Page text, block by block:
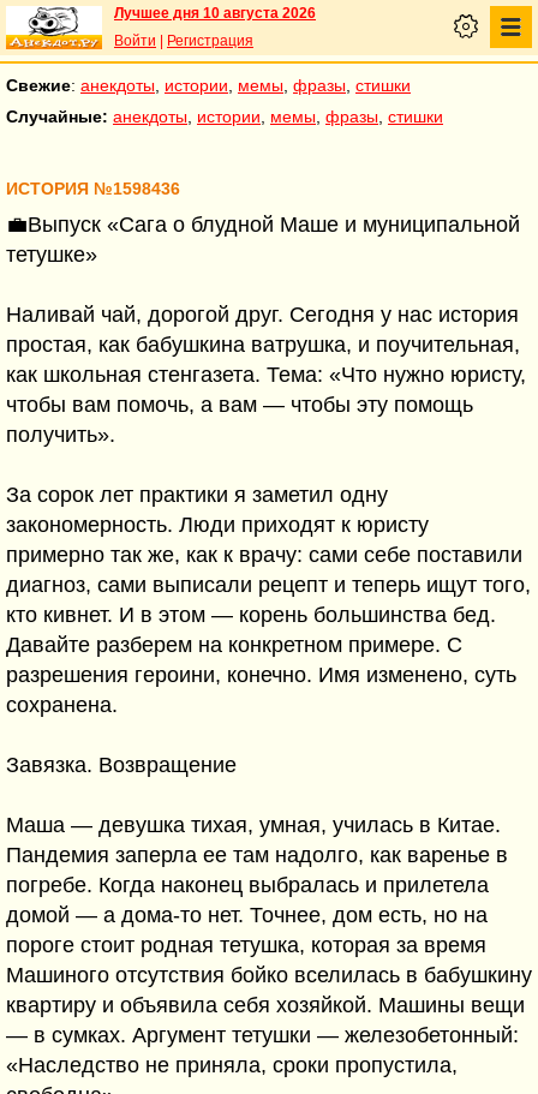
Лучшее дня 10 августа 2026
Войти
Регистрация
Свежие: анекдоты истории мемы фразы стишки
Случайные: анекдоты истории мемы фразы стишки
ИСТОРИЯ №1598436
💼Выпуск «Сага о блудной Маше и муниципальной
тетушке»
Наливай чай, дорогой друг. Сегодня у нас история
простая, как бабушкина ватрушка, и поучительная,
как школьная стенгазета. Тема: «Что нужно юристу,
чтобы вам помочь, а вам — чтобы эту помощь
получить».
За сорок лет практики я заметил одну
закономерность. Люди приходят к юристу
примерно так же, как к врачу: сами себе поставили
диагноз, сами выписали рецепт и теперь ищут того,
кто кивнет. И в этом — корень большинства бед.
Давайте разберем на конкретном примере. С
разрешения героини, конечно. Имя изменено, суть
сохранена.
Завязка. Возвращение
Маша — девушка тихая, умная, училась в Китае.
Пандемия заперла ее там надолго, как варенье в
погребе. Когда наконец выбралась и прилетела
домой — а дома-то нет. Точнее, дом есть, но на
пороге стоит родная тетушка, которая за время
Машиного отсутствия бойко вселилась в бабушкину
квартиру и объявила себя хозяйкой. Машины вещи
— в сумках. Аргумент тетушки — железобетонный:
«Наследство не приняла, сроки пропустила,